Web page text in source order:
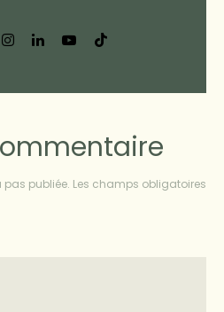
pas publiée. Les champs obligatoires